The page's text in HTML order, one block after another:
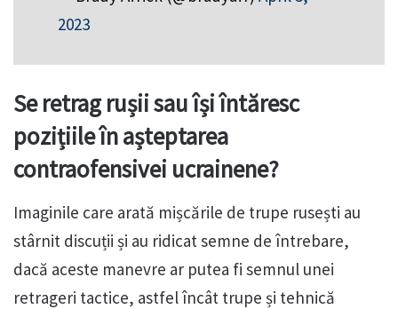
2023
Se retrag rușii sau își întăresc
pozițiile în așteptarea
contraofensivei ucrainene?
Imaginile care arată mișcările de trupe rusești au
stârnit discuții și au ridicat semne de întrebare,
dacă aceste manevre ar putea fi semnul unei
retrageri tactice, astfel încât trupe și tehnică